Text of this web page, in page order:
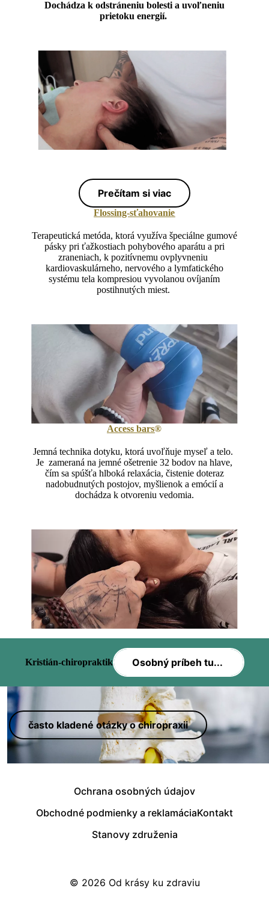
Dochádza k odstráneniu bolesti a uvoľneniu
prietoku energií.
Prečítam si viac
Flossing-sťahovanie
Terapeutická metóda, ktorá využíva špeciálne gumové
pásky pri ťažkostiach pohybového aparátu a pri
zraneniach, k pozitívnemu ovplyvneniu
kardiovaskulárneho, nervového a lymfatického
systému tela kompresiouvyvolanou ovíjaním
postihnutých miest.
Access bars®
Jemná technika dotyku, ktorá uvoľňuje myseľ a telo.
Je zameraná na jemné ošetrenie 32 bodov na hlave,
čím sa spúšťa hlboká relaxácia, čistenie doteraz
nadobudnutých postojov, myšlienok a emócií a
dochádza k otvoreniu vedomia.
Kristián-chiropraktik Osobný príbeh tu...
často kladené otázky o chiropraxii
Ochrana osobných údajov
Obchodné podmienky a reklamáciaKontakt
Stanovy združenia
© 2026 Od krásy ku zdraviu